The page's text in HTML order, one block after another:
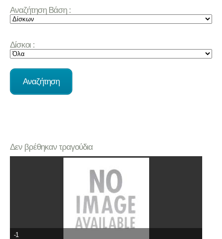
Αναζήτηση Βάση :
Δίσκοι :
Δεν βρέθηκαν τραγούδια
-1